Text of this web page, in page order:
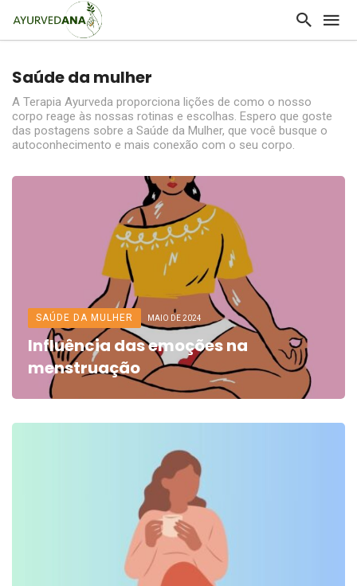
Saúde da mulher
A Terapia Ayurveda proporciona lições de como o nosso
corpo reage às nossas rotinas e escolhas. Espero que goste
das postagens sobre a Saúde da Mulher, que você busque o
autoconhecimento e mais conexão com o seu corpo.
SAÚDE DA MULHER MAIO DE 2024
Influência das emoções na
menstruação